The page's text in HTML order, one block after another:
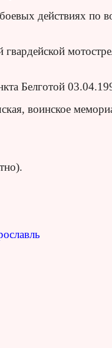
действиях по
Белготой
воинское